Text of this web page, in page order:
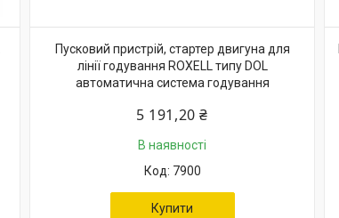
Пусковий пристрій, стартер двигуна для
лінії годування ROXELL типу DOL
автоматична система годування
5 191,20 ₴
В наявності
7900
Купити